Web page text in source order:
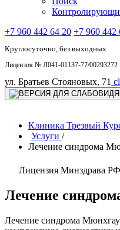
+7 960 442 64 20 +7 960 442
Круглосуточно, без выходных
Лицензия № Л041-01137-77/00293272
ул. Братьев Стояновых, 71
Клиника Трезвый
Услуги /
Лечение синдрома
Лицензия Минздрава РФ
Лечение
Лечение синдрома